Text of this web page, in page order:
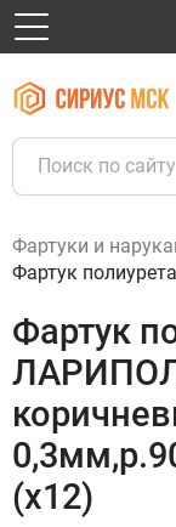
Фартуки и
Фартук
ЛАРИПОЛ
(х12)